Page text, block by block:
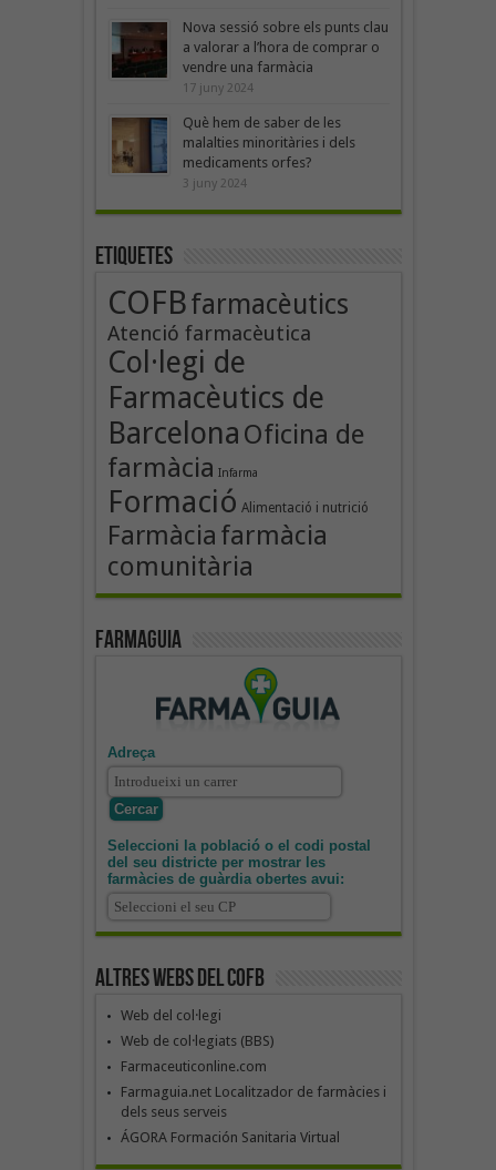
Nova sessió sobre els punts clau
a valorar a l’hora de comprar o
vendre una farmàcia
17 juny 2024
Què hem de saber de les
malalties minoritàries i dels
medicaments orfes?
3 juny 2024
Etiquetes
COFBfarmacèutics
Atenció farmacèutica
Col·legi de
Farmacèutics de
Barcelona Oficina de
farmàcia Infarma
Formació Alimentació i nutrició
Farmàcia farmàcia
comunitària
Farmaguia
Adreça
Seleccioni la població o el codi postal
del seu districte per mostrar les
farmàcies de guàrdia obertes avui:
Altres webs del COFB
Web del col·legi
Web de col·legiats (BBS)
Farmaceuticonline.com
Farmaguia.net Localitzador de farmàcies i
dels seus serveis
ÁGORA Formación Sanitaria Virtual